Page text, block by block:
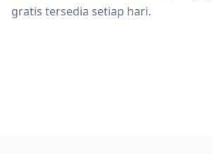
gratis tersedia setiap hari.